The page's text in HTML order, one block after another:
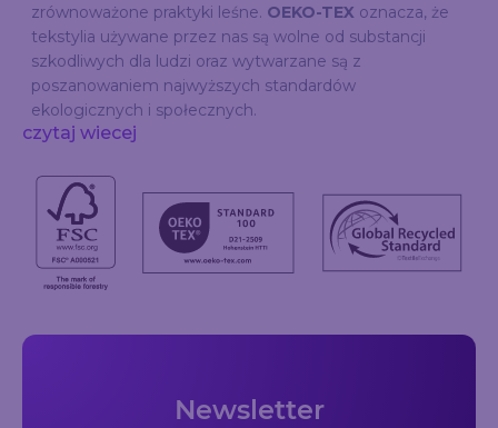
zrównoważone praktyki leśne. OEKO-TEX oznacza, że
tekstylia używane przez nas są wolne od substancji
szkodliwych dla ludzi oraz wytwarzane są z
poszanowaniem najwyższych standardów
ekologicznych i społecznych.
czytaj wiecej
Newsletter